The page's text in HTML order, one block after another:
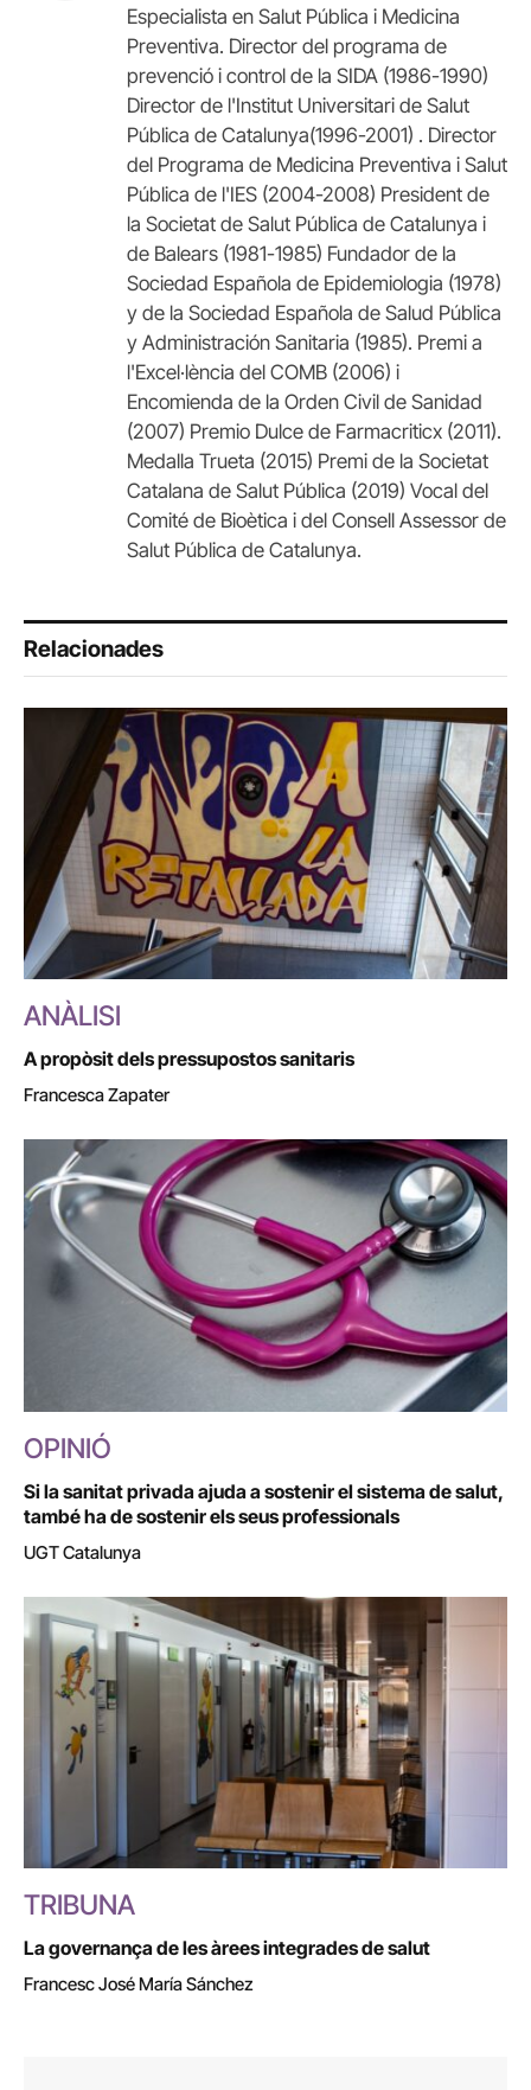
Especialista en Salut Pública i Medicina
Preventiva. Director del programa de
prevenció i control de la SIDA (1986-1990)
Director de l'Institut Universitari de Salut
Pública de Catalunya(1996-2001) . Director
del Programa de Medicina Preventiva i Salut
Pública de l'IES (2004-2008) President de
la Societat de Salut Pública de Catalunya i
de Balears (1981-1985) Fundador de la
Sociedad Española de Epidemiologia (1978)
y de la Sociedad Española de Salud Pública
y Administración Sanitaria (1985). Premi a
l'Excel·lència del COMB (2006) i
Encomienda de la Orden Civil de Sanidad
(2007) Premio Dulce de Farmacriticx (2011).
Medalla Trueta (2015) Premi de la Societat
Catalana de Salut Pública (2019) Vocal del
Comité de Bioètica i del Consell Assessor de
Salut Pública de Catalunya.
Relacionades
ANÀLISI
A propòsit dels pressupostos sanitaris
Francesca Zapater
OPINIÓ
Si la sanitat privada ajuda a sostenir el sistema de salut,
també ha de sostenir els seus professionals
UGT Catalunya
TRIBUNA
La governança de les àrees integrades de salut
Francesc José María Sánchez